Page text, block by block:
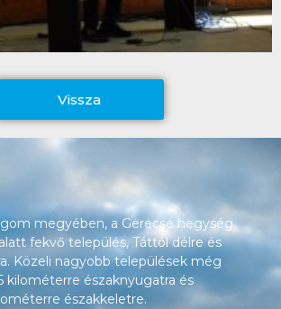
Vissza
megyében, a Gerecse hegység
fekvő település, Táttól délre és
Közeli nagyobb települések még
kilométerre északnyugatra és
északkeletre.